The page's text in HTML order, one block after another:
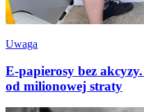
Uwaga
E-papierosy bez
od milionowej straty